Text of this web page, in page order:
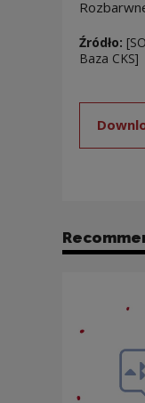
Źródło:
Baza CKS]